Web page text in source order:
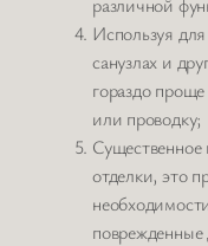
Используя
санузлах и
гораздо
или проводку;
отделки, это
поврежденные